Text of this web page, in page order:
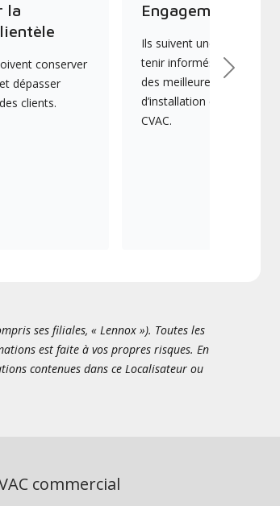
la
conserver
dépasser
clients.
Engagement
Ils suivent une formation
tenir informés des
des meilleures pratiques
d’installation et
CVAC.
Suivant
ses filiales, « Lennox »). Toutes les
est faite à vos propres risques. En
contenues dans ce Localisateur ou
commercial